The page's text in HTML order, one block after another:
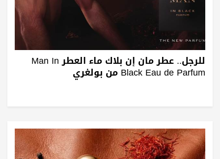
للرجل.. عطر مان إن بلاك ماء العطر Man In
Black Eau de Parfum من بولغري